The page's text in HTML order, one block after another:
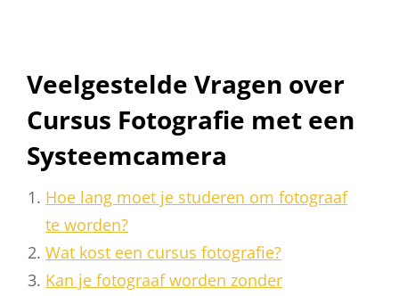
Veelgestelde Vragen over
Cursus Fotografie met een
Systeemcamera
Hoe lang moet je studeren om fotograaf
te worden?
Wat kost een cursus fotografie?
Kan je fotograaf worden zonder